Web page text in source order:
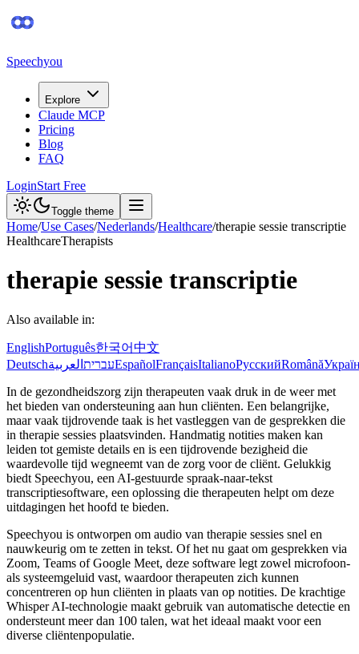
Speechyou
Explore
Claude MCP
Pricing
Blog
FAQ
LoginStart Free
Toggle theme
Home/Use Cases/Nederlands/Healthcare/therapie sessie transcriptie
HealthcareTherapists
therapie sessie transcriptie
Also available in:
EnglishPortuguês한국어中文
Deutsch
עברית العربية EspañolFrançaisItalianoРусскийRomână
In de gezondheidszorg zijn therapeuten vaak druk in de weer met
het bieden van ondersteuning aan hun cliënten. Een belangrijke,
maar vaak tijdrovende taak is het vastleggen van de gesprekken die
in therapie sessies plaatsvinden. Handmatig notities maken kan
leiden tot gemiste details en is een tijdrovende bezigheid die
waardevolle tijd wegneemt van de zorg voor de cliënt. Gelukkig
biedt Speechyou, een AI-gestuurde spraak-naar-tekst
transcriptiesoftware, een oplossing die therapeuten helpt om deze
uitdagingen het hoofd te bieden.
Speechyou is ontworpen om audio van therapie sessies snel en
nauwkeurig om te zetten in tekst. Of het nu gaat om gesprekken via
Zoom, Teams of Google Meet, deze software legt zowel microfoon-
als systeemgeluid vast, waardoor therapeuten zich kunnen
concentreren op hun cliënten in plaats van op notities. De krachtige
Whisper AI-technologie maakt gebruik van automatische detectie en
ondersteunt meer dan 100 talen, wat het ideaal maakt voor een
diverse cliëntenpopulatie.